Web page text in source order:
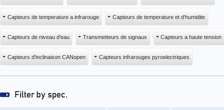
Capteurs de temperature a infrarouge Capteurs de temperature et d'humidite
Capteurs de niveau d'eau Transmetteurs de signaux Capteurs a haute tension
Capteurs d'inclinaison CANopen Capteurs infrarouges pyroelectriques